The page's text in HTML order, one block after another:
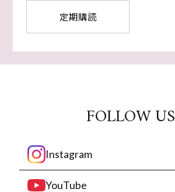
定期購読
FOLLOW US
Instagram
YouTube